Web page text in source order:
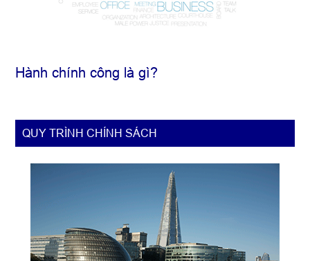
Hành chính công là gì?
QUY TRÌNH CHÍNH SÁCH